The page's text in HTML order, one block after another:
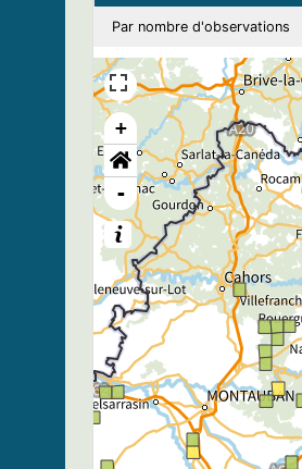
Par nombre d'observations
+
-